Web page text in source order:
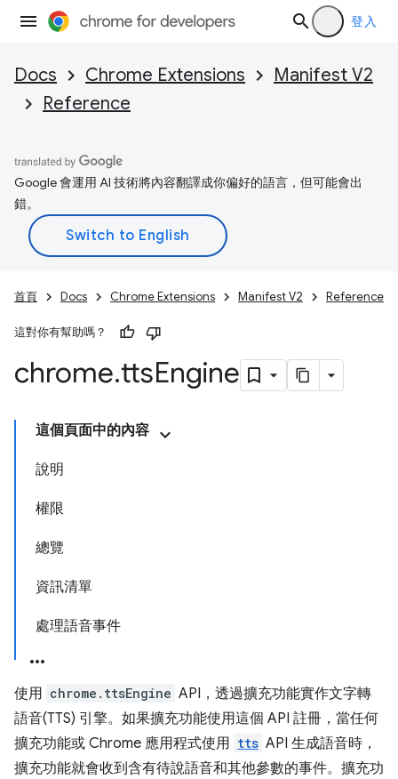
登入
Docs Chrome Extensions
Manifest V2
Reference
Google 會運用 AI 技術將內容翻譯成你偏好的語言，但可能會出
錯。
首頁 Docs Chrome Extensions Manifest V2 Reference
這對你有幫助嗎？
chrome.ttsEngine
這個頁面中的內容
說明
權限
總覽
資訊清單
處理語音事件
使用 chrome.ttsEngine API，透過擴充功能實作文字轉
語音(TTS) 引擎。如果擴充功能使用這個 API 註冊，當任何
擴充功能或 Chrome 應用程式使用 tts API 生成語音時，
擴充功能就會收到含有待說語音和其他參數的事件。擴充功